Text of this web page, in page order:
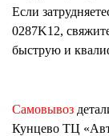
Если
0287K12,
быструю и
Самовывоз
Кунцево ТЦ